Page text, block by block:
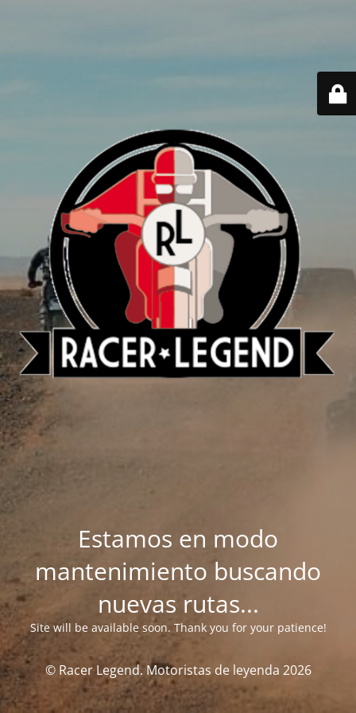
Estamos en modo
mantenimiento buscando
nuevas rutas...
Site will be available soon. Thank you for your patience!
© Racer Legend. Motoristas de leyenda 2026